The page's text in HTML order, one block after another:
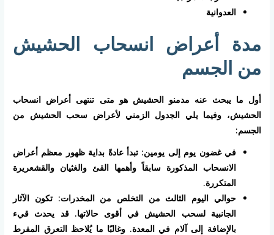
العدوانية
مدة أعراض انسحاب الحشيش
من الجسم
أول ما يبحث عنه مدمنو الحشيش هو متى تنتهى أعراض انسحاب
الحشيش، وفيما يلي الجدول الزمني لأعراض سحب الحشيش من
الجسم:
في غضون يوم إلى يومين: تبدأ عادةً بداية ظهور معظم أعراض
الانسحاب المذكورة سابقاً وأهمها القئ والغثيان والقشعريرة
المتكررة.
حوالي اليوم الثالث من التخلص من المخدرات: تكون الآثار
الجانبية لسحب الحشيش في أقوى حالاتها. قد يحدث قيء
بالإضافة إلى آلام في المعدة. وغالبًا ما يُلاحظ التعرق المفرط